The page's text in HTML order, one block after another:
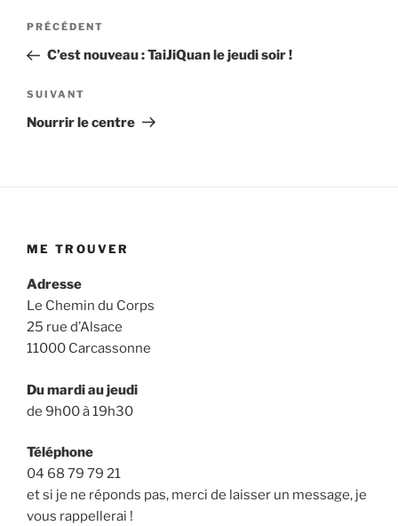
Navigation
de
l’article
Article
précédent
PRÉCÉDENT
C’est nouveau : TaiJiQuan le jeudi soir !
Article
suivant
SUIVANT
Nourrir le centre
ME TROUVER
Adresse
Le Chemin du Corps
25 rue d’Alsace
11000 Carcassonne
Du mardi au jeudi
de 9h00 à 19h30
Téléphone
04 68 79 79 21
et si je ne réponds pas, merci de laisser un message, je
vous rappellerai !